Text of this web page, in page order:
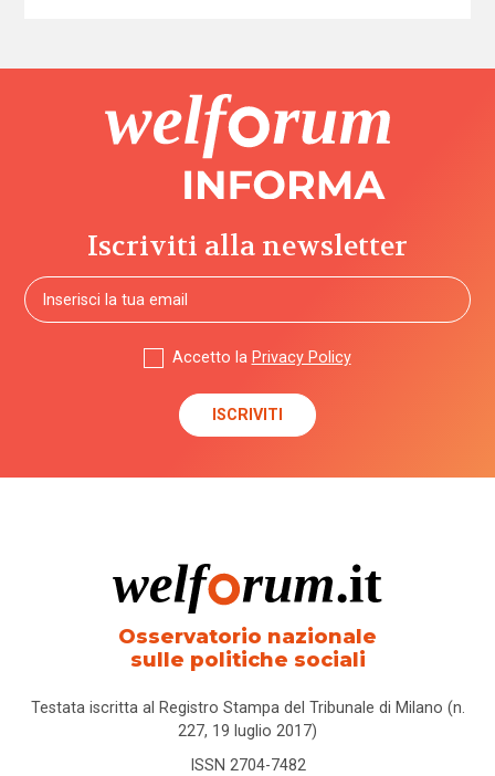
Iscriviti alla newsletter
Accetto la Privacy Policy
Osservatorio nazionale
sulle politiche sociali
Testata iscritta al Registro Stampa del Tribunale di Milano (n.
227, 19 luglio 2017)
ISSN 2704-7482